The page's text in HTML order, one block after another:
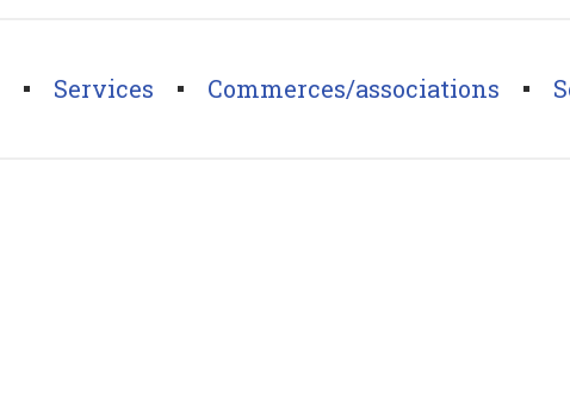
Services Commerces/associations